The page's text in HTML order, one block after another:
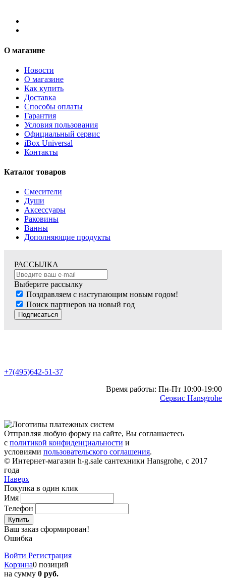
О магазине
Новости
О магазине
Как купить
Доставка
Способы оплаты
Гарантия
Условия пользования
Официальный сервис
iBox Universal
Контакты
Каталог товаров
Смесители
Души
Аксессуары
Раковины
Ванны
Дополняющие продукты
РАССЫЛКА
Выберите рассылку
Поздравляем с наступающим новым годом!
Поиск партнеров на новый год
Подписаться
+7(495)642-51-37
Время работы: Пн-Пт 10:00-19:00
Сервис Hansgrohe
Отправляя любую форму на сайте, Вы соглашаетесь
с политикой конфиденциальности и
условиями пользовательского соглашения.
© Интернет-магазин h-g.sale сантехники Hansgrohe, с 2017
года
Наверх
Покупка в один клик
Имя
Телефон
Купить
Ваш заказ сформирован!
Ошибка
Войти Регистрация
Корзина0 позиций
на сумму 0 руб.